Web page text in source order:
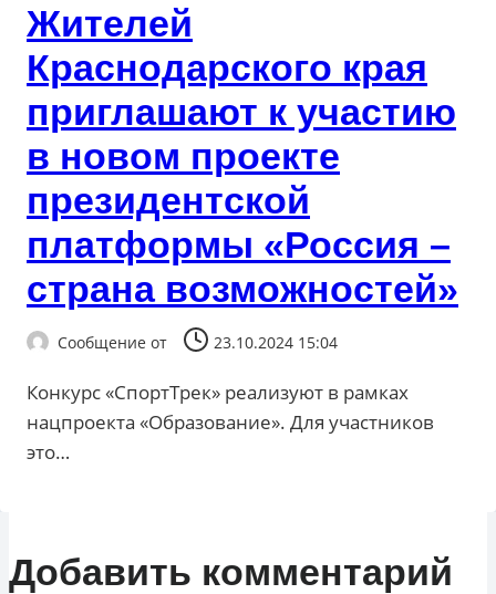
Жителей
Краснодарского края
приглашают к участию
в новом проекте
президентской
платформы «Россия –
страна возможностей»
Сообщение от 23.10.2024 15:04
Конкурс «СпортТрек» реализуют в рамках
нацпроекта «Образование». Для участников
это…
Добавить комментарий